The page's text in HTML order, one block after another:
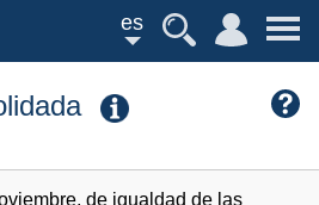
es
de igualdad de las